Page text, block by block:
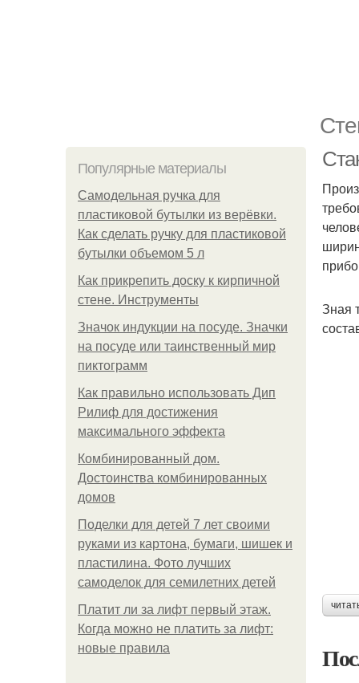
Популярные материалы
Самодельная ручка для
пластиковой бутылки из верёвки.
Как сделать ручку для пластиковой
бутылки объемом 5 л
Как прикрепить доску к кирпичной
стене. Инструменты
Значок индукции на посуде. Значки
на посуде или таинственный мир
пиктограмм
Как правильно использовать Дип
Рилиф для достижения
максимального эффекта
Комбинированный дом.
Достоинства комбинированных
домов
Поделки для детей 7 лет своими
руками из картона, бумаги, шишек и
пластилина. Фото лучших
самоделок для семилетних детей
Платит ли за лифт первый этаж.
Когда можно не платить за лифт:
новые правила
Зная